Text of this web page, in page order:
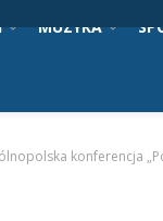
MUZYKA
konferencja